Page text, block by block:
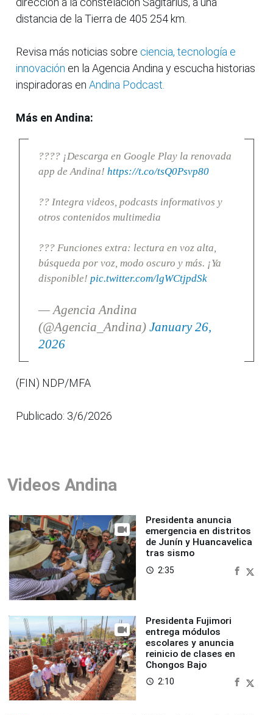
distancia de la Tierra de 405 254 km.
Revisa más noticias sobre ciencia, tecnología e
innovación en la Agencia Andina y escucha historias
inspiradoras en Andina Podcast.
Más en Andina:
???? ¡Descarga en Google Play la renovada
app de Andina! https://t.co/tsQ0Psvp80
?? Integra videos, podcasts informativos y
otros contenidos multimedia
??? Funciones extra: lectura en voz alta,
búsqueda por voz, modo oscuro y más. ¡Ya
disponible! pic.twitter.com/lgWCtjpdSk
— Agencia Andina
(@Agencia_Andina) January 26,
2026
(FIN) NDP/MFA
Publicado: 3/6/2026
Videos Andina
Presidenta anuncia
emergencia en distritos
de Junín y Huancavelica
tras sismo
access_time 2:35
Presidenta Fujimori
entrega módulos
escolares y anuncia
reinicio de clases en
Chongos Bajo
access_time 2:10